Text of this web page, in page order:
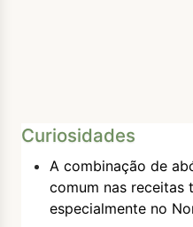
Curiosidades
A combinação de
comum nas receitas
especialmente no